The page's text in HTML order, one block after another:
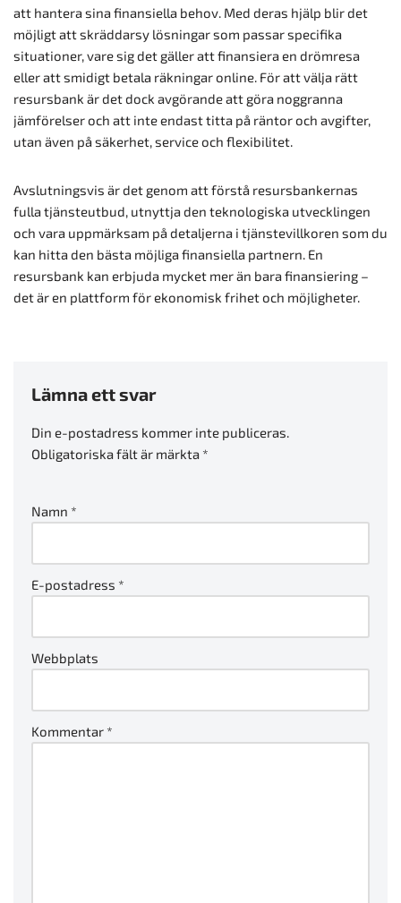
att hantera sina finansiella behov. Med deras hjälp blir det
möjligt att skräddarsy lösningar som passar specifika
situationer, vare sig det gäller att finansiera en drömresa
eller att smidigt betala räkningar online. För att välja rätt
resursbank är det dock avgörande att göra noggranna
jämförelser och att inte endast titta på räntor och avgifter,
utan även på säkerhet, service och flexibilitet.
Avslutningsvis är det genom att förstå resursbankernas
fulla tjänsteutbud, utnyttja den teknologiska utvecklingen
och vara uppmärksam på detaljerna i tjänstevillkoren som du
kan hitta den bästa möjliga finansiella partnern. En
resursbank kan erbjuda mycket mer än bara finansiering –
det är en plattform för ekonomisk frihet och möjligheter.
Lämna ett svar
Din e-postadress kommer inte publiceras.
Obligatoriska fält är märkta *
Namn *
E-postadress *
Webbplats
Kommentar *